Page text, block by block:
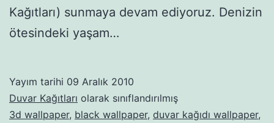
Kağıtları) sunmaya devam ediyoruz. Denizin
ötesindeki yaşam…
Yayım tarihi 09 Aralık 2010
Duvar Kağıtları olarak sınıflandırılmış
3d wallpaper, black wallpaper, duvar kağıdı wallpaper,